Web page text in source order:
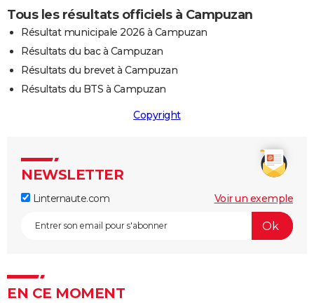
Tous les résultats officiels à Campuzan
Résultat municipale 2026 à Campuzan
Résultats du bac à Campuzan
Résultats du brevet à Campuzan
Résultats du BTS à Campuzan
Copyright
NEWSLETTER
Linternaute.com Voir un exemple
EN CE MOMENT